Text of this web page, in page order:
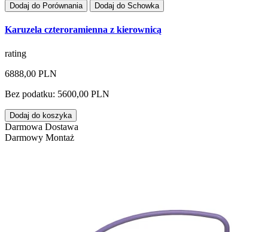
Dodaj do Porównania Dodaj do Schowka
Karuzela czteroramienna z kierownicą
rating
6888,00 PLN
Bez podatku: 5600,00 PLN
Dodaj do koszyka
Darmowa Dostawa
Darmowy Montaż